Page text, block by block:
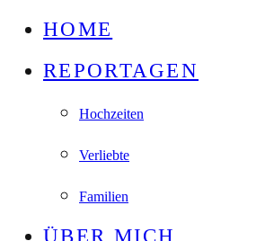
HOME
REPORTAGEN
Hochzeiten
Verliebte
Familien
ÜBER MICH